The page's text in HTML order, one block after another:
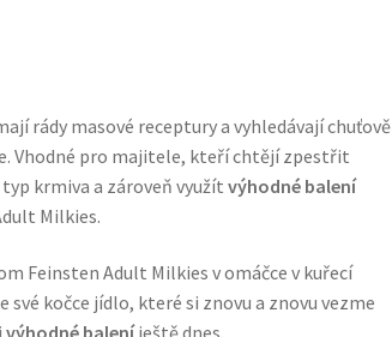
rády masové receptury a vyhledávají chuťově
Vhodné pro majitele, kteří chtějí zpestřit
krmiva a zároveň využít výhodné balení
Milkies.
Feinsten Adult Milkies v omáčce v kuřecí
kočce jídlo, které si znovu a znovu vezme